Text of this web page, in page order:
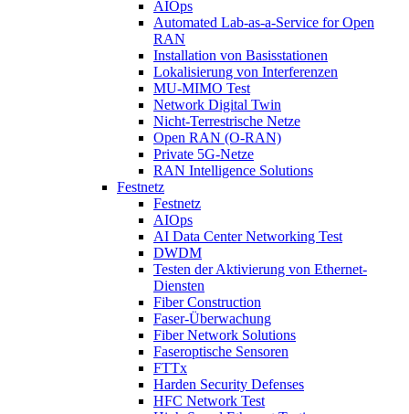
AIOps
Automated Lab-as-a-Service for Open
RAN
Installation von Basisstationen
Lokalisierung von Interferenzen
MU-MIMO Test
Network Digital Twin
Nicht-Terrestrische Netze
Open RAN (O-RAN)
Private 5G-Netze
RAN Intelligence Solutions
Festnetz
Festnetz
AIOps
AI Data Center Networking Test
DWDM
Testen der Aktivierung von Ethernet-
Diensten
Fiber Construction
Faser-Überwachung
Fiber Network Solutions
Faseroptische Sensoren
FTTx
Harden Security Defenses
HFC Network Test